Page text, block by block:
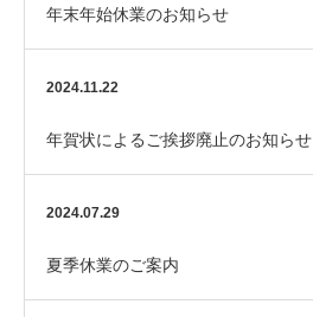
年末年始休業のお知らせ
2024.11.22
年賀状によるご挨拶廃止のお知らせ
2024.07.29
夏季休業のご案内